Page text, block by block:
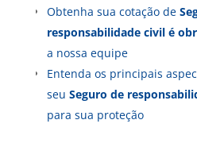
Obtenha sua cotação de
responsabilidade civil é
a nossa equipe
Entenda os principais
seu Seguro de
para sua proteção